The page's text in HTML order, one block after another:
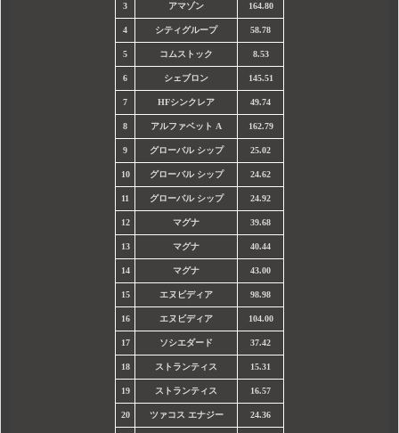
3 アマゾン 164.80
4 シティグループ 58.78
5 コムストック 8.53
6 シェブロン 145.51
7 HFシンクレア 49.74
8 アルファベット A 162.79
9 グローバル シップ 25.02
10 グローバル シップ 24.62
11 グローバル シップ 24.92
12 マグナ 39.68
13 マグナ 40.44
14 マグナ 43.00
15 エヌビディア 98.98
16 エヌビディア 104.00
17 ソシエダード 37.42
18 ストランティス 15.31
19 ストランティス 16.57
20 ツァコス エナジー 24.36